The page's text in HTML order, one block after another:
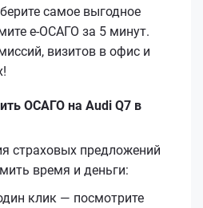
самое выгодное
е‑ОСАГО за 5 минут.
визитов в офис и
ОСАГО на Audi Q7 в
страховых предложений
время и деньги:
клик — посмотрите